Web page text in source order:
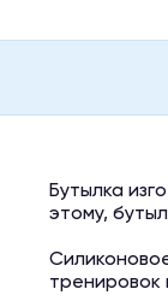
Бутылка
этому,
тренировок